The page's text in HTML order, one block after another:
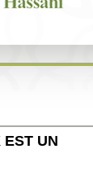
EST UN